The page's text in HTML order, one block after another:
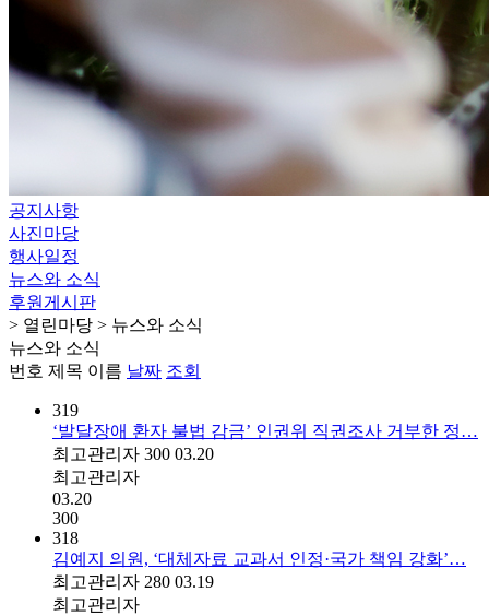
뉴스와 소식
후원게시판
공지사항
사진마당
행사일정
뉴스와 소식
후원게시판
> 열린마당 > 뉴스와 소식
뉴스와 소식
번호 제목 이름 날짜 조회
319
‘발달장애 환자 불법 감금’ 인권위 직권조사 거부한 정…
최고관리자 300 03.20
최고관리자
03.20
300
318
김예지 의원, ‘대체자료 교과서 인정·국가 책임 강화’…
최고관리자 280 03.19
최고관리자